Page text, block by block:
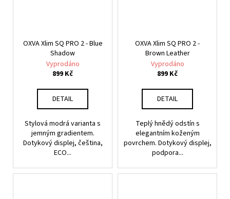
OXVA Xlim SQ PRO 2 - Blue
Shadow
Vyprodáno
899 Kč
DETAIL
Stylová modrá varianta s
jemným gradientem.
Dotykový displej, čeština,
ECO...
OXVA Xlim SQ PRO 2 -
Brown Leather
Vyprodáno
899 Kč
DETAIL
Teplý hnědý odstín s
elegantním koženým
povrchem. Dotykový displej,
podpora...